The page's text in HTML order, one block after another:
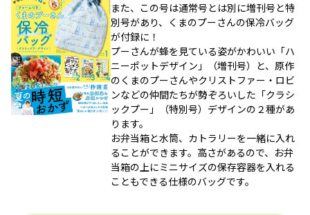
また、この号は通常号とは別に増刊号と特
別号があり、くまのプーさんの保冷バッグ
が付録に！
プーさんが蜂を見ている姿がかわいい「ハ
ニーポットデザイン」（増刊号）と、原作
のくまのプーさんやクリストファー・ロビ
ンなどの仲間たちが勢ぞろいした「クラシ
ックプー」（特別号）デザインの２種があ
ります。
お弁当箱と水筒、カトラリーを一緒に入れ
ることができます。高さがあるので、お弁
当箱の上にミニサイズの保存容器を入れる
こともできる仕様のバッグです。